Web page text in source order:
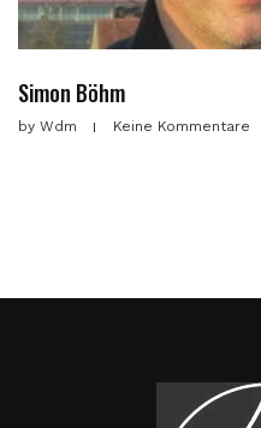
Simon Böhm
by Wdm Keine Kommentare